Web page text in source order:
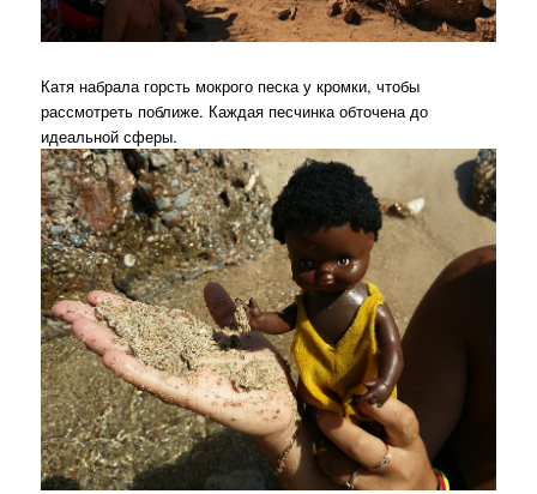
Катя набрала горсть мокрого песка у кромки, чтобы
рассмотреть поближе. Каждая песчинка обточена до
идеальной сферы.